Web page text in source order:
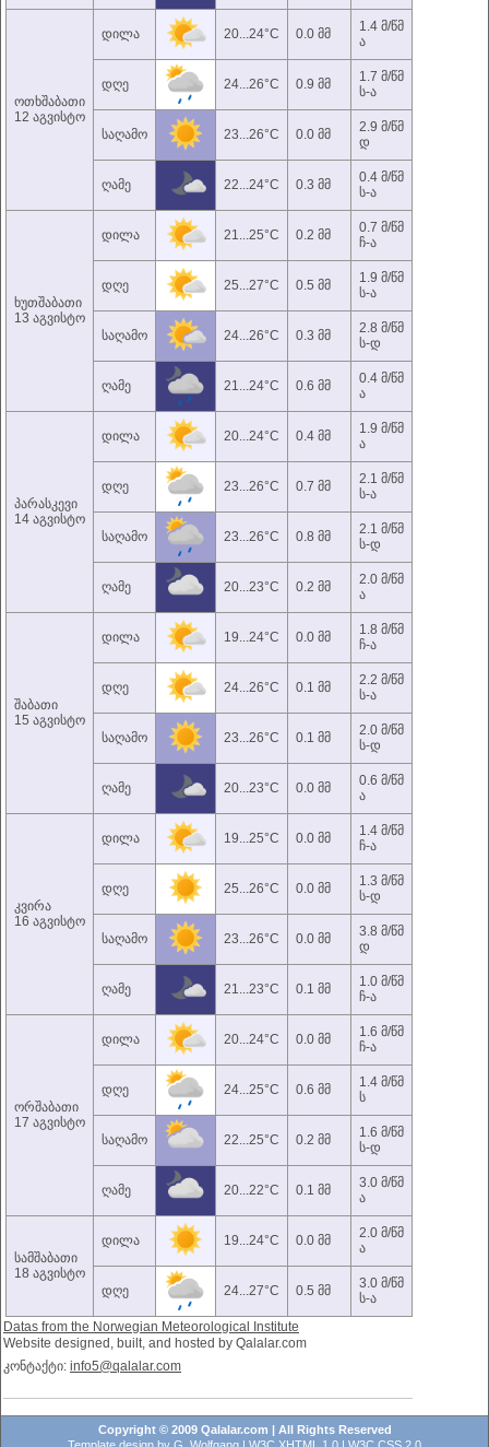
ოთხშაბათი
12 აგვისტო
დილა 20...24°C 0.0 მმ
1.4 მ/წმ
ა
დღე 24...26°C 0.9 მმ
1.7 მ/წმ
ს-ა
საღამო 23...26°C 0.0 მმ
2.9 მ/წმ
დ
ღამე 22...24°C 0.3 მმ
0.4 მ/წმ
ს-ა
ხუთშაბათი
13 აგვისტო
დილა 21...25°C 0.2 მმ
0.7 მ/წმ
ჩ-ა
დღე 25...27°C 0.5 მმ
1.9 მ/წმ
ს-ა
საღამო 24...26°C 0.3 მმ
2.8 მ/წმ
ს-დ
ღამე 21...24°C 0.6 მმ
0.4 მ/წმ
ა
პარასკევი
14 აგვისტო
დილა 20...24°C 0.4 მმ
1.9 მ/წმ
ა
დღე 23...26°C 0.7 მმ
2.1 მ/წმ
ს-ა
საღამო 23...26°C 0.8 მმ
2.1 მ/წმ
ს-დ
ღამე 20...23°C 0.2 მმ
2.0 მ/წმ
ა
შაბათი
15 აგვისტო
დილა 19...24°C 0.0 მმ
1.8 მ/წმ
ჩ-ა
დღე 24...26°C 0.1 მმ
2.2 მ/წმ
ს-ა
საღამო 23...26°C 0.1 მმ
2.0 მ/წმ
ს-დ
ღამე 20...23°C 0.0 მმ
0.6 მ/წმ
ა
კვირა
16 აგვისტო
დილა 19...25°C 0.0 მმ
1.4 მ/წმ
ჩ-ა
დღე 25...26°C 0.0 მმ
1.3 მ/წმ
ს-დ
საღამო 23...26°C 0.0 მმ
3.8 მ/წმ
დ
ღამე 21...23°C 0.1 მმ
1.0 მ/წმ
ჩ-ა
ორშაბათი
17 აგვისტო
დილა 20...24°C 0.0 მმ
1.6 მ/წმ
ჩ-ა
დღე 24...25°C 0.6 მმ
1.4 მ/წმ
ს
საღამო 22...25°C 0.2 მმ
1.6 მ/წმ
ს-დ
ღამე 20...22°C 0.1 მმ
3.0 მ/წმ
ა
სამშაბათი
18 აგვისტო
დილა 19...24°C 0.0 მმ
2.0 მ/წმ
ა
დღე 24...27°C 0.5 მმ
3.0 მ/წმ
ს-ა
Datas from the Norwegian Meteorological Institute
Website designed, built, and hosted by Qalalar.com
კონტაქტი: info5@qalalar.com
Copyright © 2009 Qalalar.com | All Rights Reserved